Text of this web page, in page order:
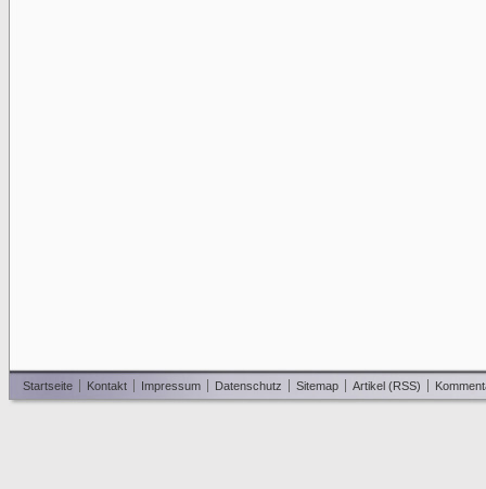
Startseite Kontakt Impressum Datenschutz Sitemap Artikel (RSS)